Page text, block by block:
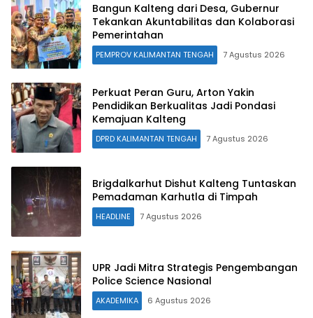
Bangun Kalteng dari Desa, Gubernur
Tekankan Akuntabilitas dan Kolaborasi
Pemerintahan
PEMPROV KALIMANTAN TENGAH 7 Agustus 2026
Perkuat Peran Guru, Arton Yakin
Pendidikan Berkualitas Jadi Pondasi
Kemajuan Kalteng
DPRD KALIMANTAN TENGAH 7 Agustus 2026
Brigdalkarhut Dishut Kalteng Tuntaskan
Pemadaman Karhutla di Timpah
HEADLINE 7 Agustus 2026
UPR Jadi Mitra Strategis Pengembangan
Police Science Nasional
AKADEMIKA 6 Agustus 2026